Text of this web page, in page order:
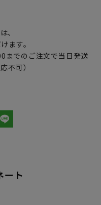
、
ます。
までのご注文で当日発送
不可）
ート